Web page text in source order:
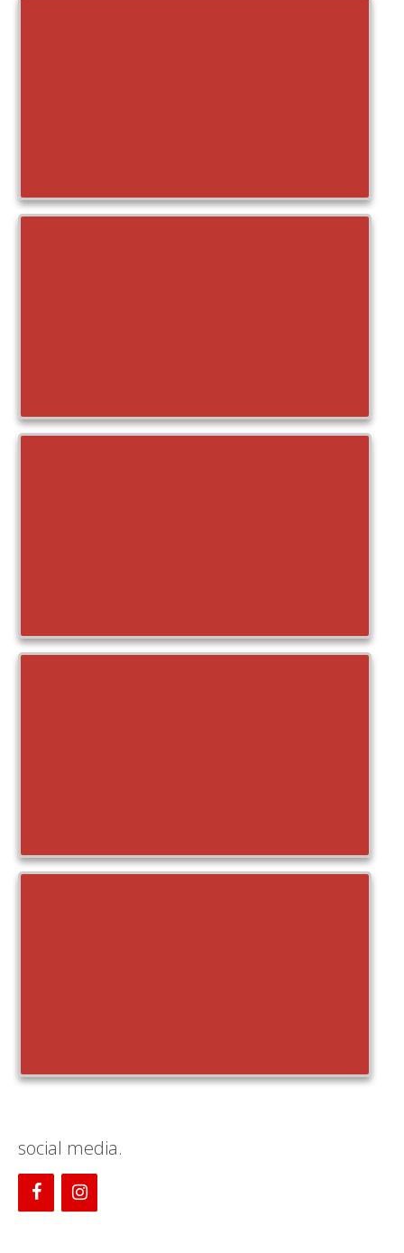
social media.